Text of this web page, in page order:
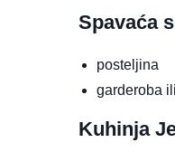
Spavaća
posteljina
garderoba
Kuhinja